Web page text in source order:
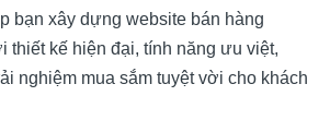
bạn xây dựng website bán hàng
thiết kế hiện đại, tính năng ưu việt,
nghiệm mua sắm tuyệt vời cho khách